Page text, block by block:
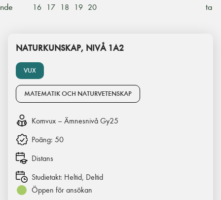
nde
16
17 18 19 20
ta
VUX
NATURKUNSKAP, NIVÅ 1A2
MATEMATIK OCH NATURVETENSKAP
Komvux – Ämnesnivå Gy25
Poäng: 50
Distans
Studietakt: Heltid, Deltid
Öppen för ansökan